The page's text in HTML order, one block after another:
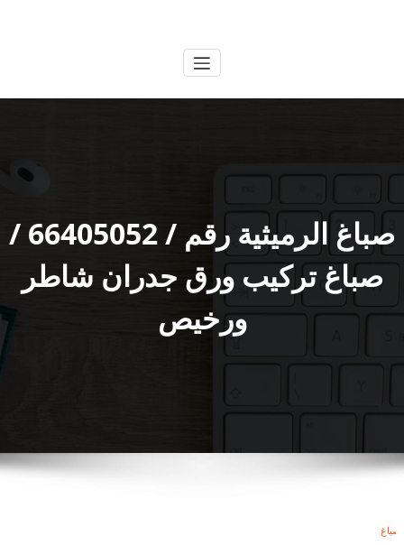
صباغ الرميثية رقم / 66405052 /
صباغ تركيب ورق جدران شاطر
ورخيص
صباغ